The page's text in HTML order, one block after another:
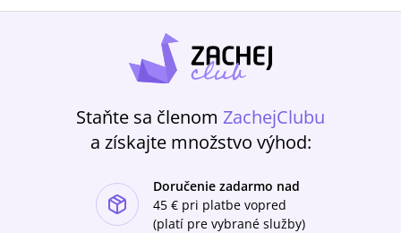
Staňte sa členom ZachejClubu
a získajte množstvo výhod:
Doručenie zadarmo nad
45 € pri platbe vopred
(platí pre vybrané služby)